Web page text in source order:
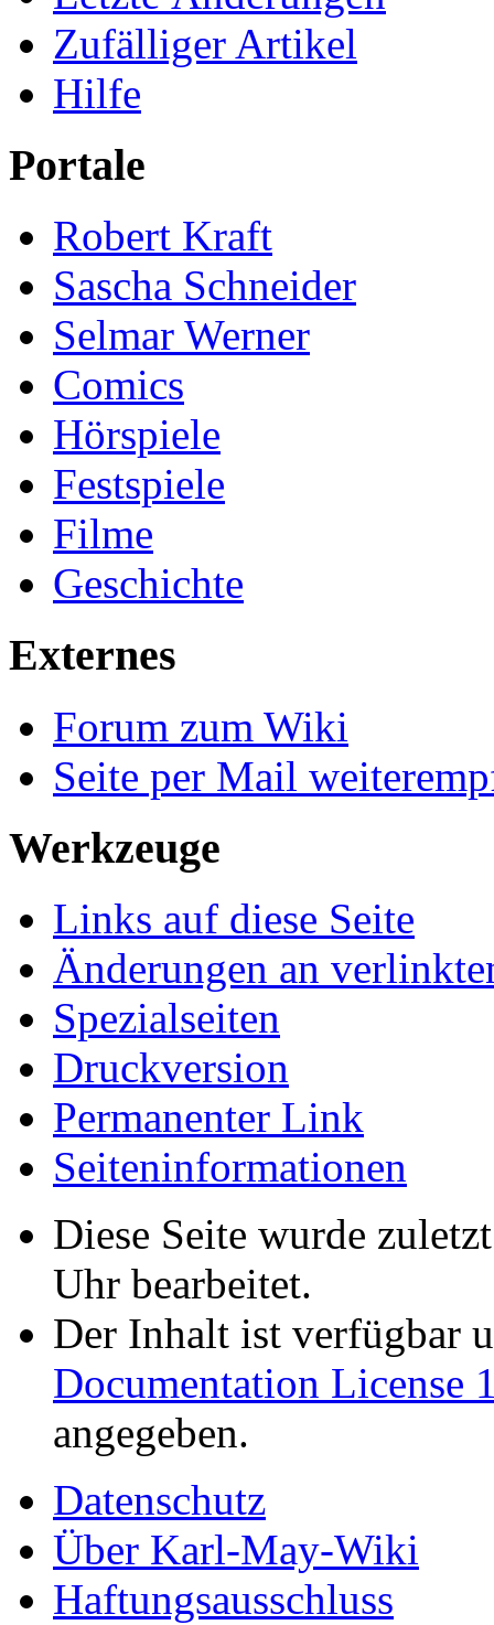
Zufälliger Artikel
Hilfe
Portale
Robert Kraft
Sascha Schneider
Selmar Werner
Comics
Hörspiele
Festspiele
Filme
Geschichte
Externes
Forum zum Wiki
Seite per Mail
Werkzeuge
Links auf diese Seite
Änderungen an
Spezialseiten
Druckversion
Permanenter Link
Seiten­informationen
Diese Seite wurde
Uhr bearbeitet.
Der Inhalt ist verfügbar
Documentation License
angegeben.
Datenschutz
Über Karl-May-Wiki
Haftungsausschluss